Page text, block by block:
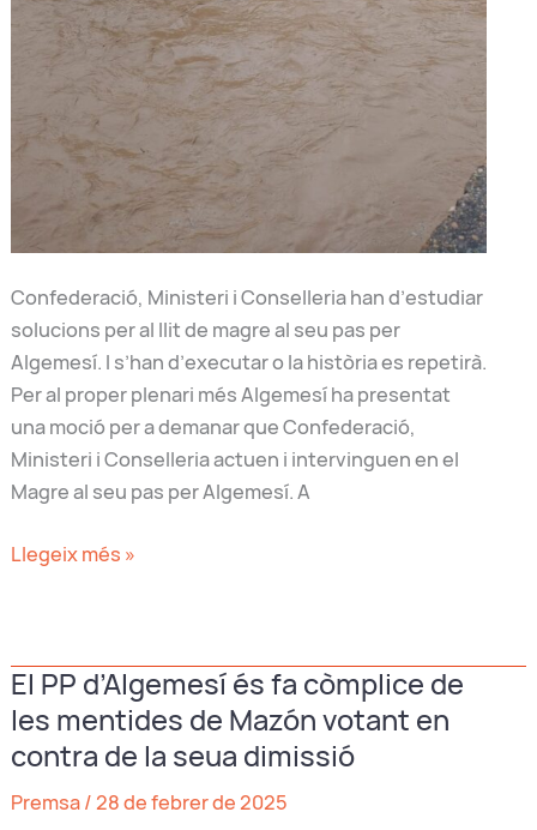
Confederació, Ministeri i Conselleria han d’estudiar
solucions per al llit de magre al seu pas per
Algemesí. I s’han d’executar o la història es repetirà.
Per al proper plenari més Algemesí ha presentat
una moció per a demanar que Confederació,
Ministeri i Conselleria actuen i intervinguen en el
Magre al seu pas per Algemesí. A
Demanem
integral
al
magre
evitar
Llegeix més »
El PP d’Algemesí és fa còmplice de
les mentides de Mazón votant en
contra de la seua dimissió
Premsa/28 de febrer de 2025